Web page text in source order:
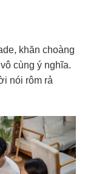
khăn choàng
vô cùng ý nghĩa.
nói rôm rả